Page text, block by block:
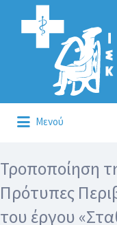
Αναζήτηση
για:
Μενού
για:
Τροποποίηση
Πρότυπες
του έργου